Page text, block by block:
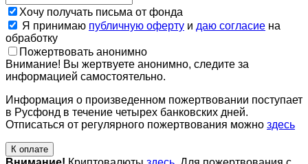
Хочу получать письма от фонда
Я принимаю публичную оферту и даю согласие на
обработку
Пожертвовать анонимно
Внимание! Вы жертвуете анонимно, следите за
информацией самостоятельно.
Информация о произведенном пожертвовании поступает
в Русфонд в течение четырех банковских дней.
Отписаться от регулярного пожертвования можно здесь
К оплате